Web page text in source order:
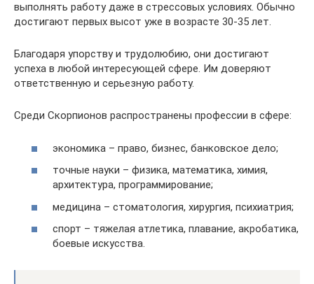
выполнять работу даже в стрессовых условиях. Обычно
достигают первых высот уже в возрасте 30-35 лет.
Благодаря упорству и трудолюбию, они достигают
успеха в любой интересующей сфере. Им доверяют
ответственную и серьезную работу.
Среди Скорпионов распространены профессии в сфере:
экономика – право, бизнес, банковское дело;
точные науки – физика, математика, химия,
архитектура, программирование;
медицина – стоматология, хирургия, психиатрия;
спорт – тяжелая атлетика, плавание, акробатика,
боевые искусства.